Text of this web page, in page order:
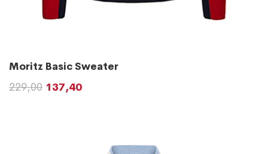
Moritz Basic Sweater
229,00 137,40